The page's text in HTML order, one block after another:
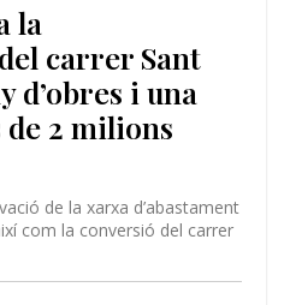
la
carrer Sant
d’obres i una
2 milions
de la xarxa d’abastament
com la conversió del carrer